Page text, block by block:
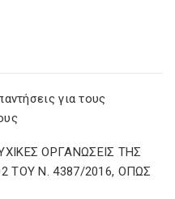
για τους
ΟΡΓΑΝΩΣΕΙΣ ΤΗΣ
ΤΟΥ Ν. 4387/2016, ΟΠΩΣ